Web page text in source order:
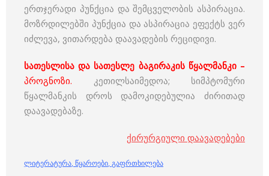
ერთჯერადი პუნქცია და შემცველობის ასპირაცია.
მოზრდილებში პუნქცია და ასპირაცია ეფექტს ვერ
იძლევა, ვითარდება დაავადების რეციდივი.
სათესლისა და სათესლე ბაგირაკის წყალმანკი –
პროგნოზი. კეთილსაიმედოა; სიმპტომური
წყალმანკის დროს დამოკიდებულია ძირითად
დაავადებაზე.
ქირურგიული დაავადებები
ლიტერატურა, წყაროები, გაფრთხილება